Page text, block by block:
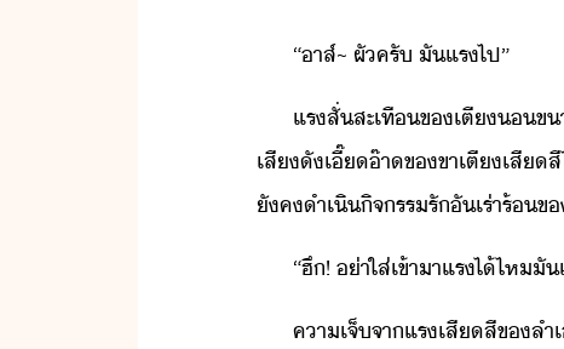
​“​าส​์​~​ ​ผั​ครั​ ​ั​แร​ไป​”​
แร​สั่สะเทื​ข​เตี​ข
เสีั​เี๊๊า​ข​ขาเตี​เสี
ัค​ำเิ​ิจรร​รั​ั​เร่าร้​ข
​“​ฮึ​!​ ​่า​ใส่​เข้าา​แร​ไ้​ไห​ั​
คาเจ็​จา​แร​เสีสี​ข​ล